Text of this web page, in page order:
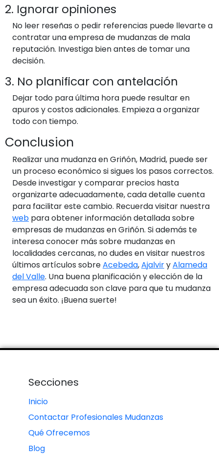
2. Ignorar opiniones
No leer reseñas o pedir referencias puede llevarte a
contratar una empresa de mudanzas de mala
reputación. Investiga bien antes de tomar una
decisión.
3. No planificar con antelación
Dejar todo para última hora puede resultar en
apuros y costos adicionales. Empieza a organizar
todo con tiempo.
Conclusion
Realizar una mudanza en Griñón, Madrid, puede ser
un proceso económico si sigues los pasos correctos.
Desde investigar y comparar precios hasta
organizarte adecuadamente, cada detalle cuenta
para facilitar este cambio. Recuerda visitar nuestra
web para obtener información detallada sobre
empresas de mudanzas en Griñón. Si además te
interesa conocer más sobre mudanzas en
localidades cercanas, no dudes en visitar nuestros
últimos artículos sobreAcebeda,AjalviryAlameda
del Valle. Una buena planificación y elección de la
empresa adecuada son clave para que tu mudanza
sea un éxito. ¡Buena suerte!
Secciones
Inicio
Contactar Profesionales Mudanzas
Qué Ofrecemos
Blog